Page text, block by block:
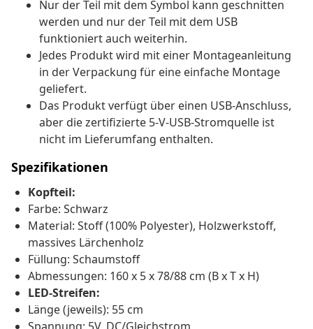
Nur der Teil mit dem Symbol kann geschnitten
werden und nur der Teil mit dem USB
funktioniert auch weiterhin.
Jedes Produkt wird mit einer Montageanleitung
in der Verpackung für eine einfache Montage
geliefert.
Das Produkt verfügt über einen USB-Anschluss,
aber die zertifizierte 5-V-USB-Stromquelle ist
nicht im Lieferumfang enthalten.
Spezifikationen
Kopfteil:
Farbe: Schwarz
Material: Stoff (100% Polyester), Holzwerkstoff,
massives Lärchenholz
Füllung: Schaumstoff
Abmessungen: 160 x 5 x 78/88 cm (B x T x H)
LED-Streifen:
Länge (jeweils): 55 cm